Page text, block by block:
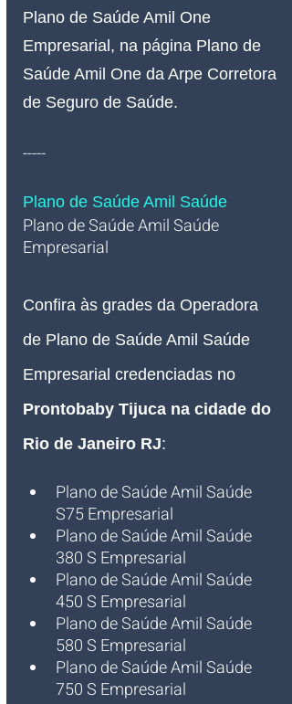
Plano de Saúde Amil One
Empresarial, na página Plano de
Saúde Amil One da Arpe Corretora
de Seguro de Saúde.
-----
Plano de Saúde Amil Saúde
Plano de Saúde Amil Saúde
Empresarial
Confira às grades da Operadora
de Plano de Saúde Amil Saúde
Empresarial credenciadas no
Prontobaby Tijuca na cidade do
Rio de Janeiro RJ:
Plano de Saúde Amil Saúde
S75 Empresarial
Plano de Saúde Amil Saúde
380 S Empresarial
Plano de Saúde Amil Saúde
450 S Empresarial
Plano de Saúde Amil Saúde
580 S Empresarial
Plano de Saúde Amil Saúde
750 S Empresarial